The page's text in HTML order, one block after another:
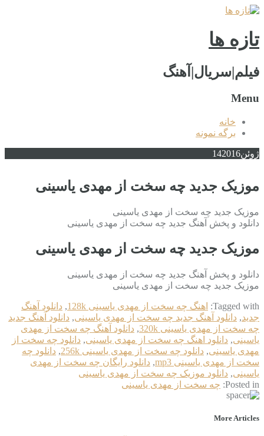
تازه ها
فیلم|سریال|آهنگ
Menu
خانه
برگه نمونه
ژوئن 142016
موزیک جدید چه سخت از مهدی یاسینی
موزیک جدید چه سخت از مهدی یاسینی
دانلود و پخش آهنگ جدید چه سخت از مهدی یاسینی
موزیک جدید چه سخت از مهدی یاسینی
دانلود و پخش آهنگ جدید چه سخت از مهدی یاسینی
موزیک جدید چه سخت از مهدی یاسینی
Tagged with: اهنگ چه سخت از مهدی یاسینی 128k , دانلود آهنگ
جدید, دانلود آهنگ جدید چه سخت از مهدی یاسینی, دانلود آهنگ جدید
چه سخت از مهدی یاسینی 320k
, دانلود آهنگ چه سخت از مهدی
یاسینی, دانلود اهنگ چه سخت از مهدی یاسینی, دانلود چه سخت از
مهدی یاسینی, دانلود چه سخت از مهدی یاسینی 256k , دانلود چه
سخت از مهدی یاسینی mp3
, دانلود رایگان چه سخت از مهدی
یاسینی, دانلود موزیک چه سخت از مهدی یاسینی
Posted in: چه سخت از مهدی یاسینی
More Articles